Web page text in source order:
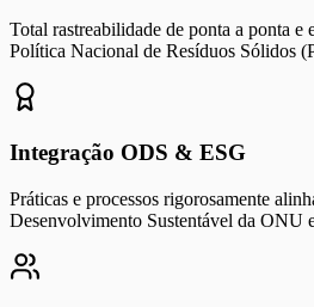
Total rastreabilidade de ponta a ponta e
Política Nacional de Resíduos Sólidos
Integração ODS & ESG
Práticas e processos rigorosamente
Desenvolvimento Sustentável da ONU